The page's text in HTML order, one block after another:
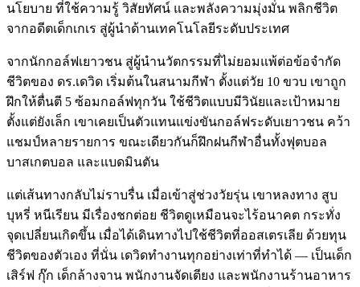
นโยบาย ที่ใช้ความรู้ วิสัยทัศน์ และพลังความมุ่งมั่น พลิกชีวิต
จากอดีตเด็กเกเร สู่ผู้นำด้านเทคโนโลยีระดับประเทศ
จากนักกอล์ฟเยาวชน สู่ผู้นำนวัตกรรมที่ไม่ยอมแพ้ต่อข้อจำกัด
ชีวิตของ ดร.เดวิด เริ่มต้นในสนามกีฬา ตั้งแต่วัย 10 ขวบ เขาถูก
ฝึกให้ตื่นตี 5 ซ้อมกอล์ฟทุกวัน ใช้ชีวิตแบบมีวินัยและเป้าหมาย
ตั้งแต่ยังเล็ก เขาเคยเป็นตัวแทนแข่งขันกอล์ฟระดับเยาวชน คว้า
แชมป์หลายรายการ ขณะเดียวกันก็ฝึกฝนกีฬาอื่นทั้งฟุตบอล
บาสเกตบอล และแบดมินตัน
แต่เส้นทางกลับไม่ราบรื่น เมื่อเข้าสู่ช่วงวัยรุ่น เขาหลงทาง สูบ
บุหรี่ หนีเรียน มีเรื่องชกต่อย ชีวิตดูเหมือนจะไร้อนาคต กระทั่ง
จุดเปลี่ยนเกิดขึ้น เมื่อได้เดินทางไปใช้ชีวิตที่ออสเตรเลีย ด้วยทุน
ชีวิตของตัวเอง ที่นั่น เดวิดทำงานทุกอย่างเท่าที่ทำได้ — เป็นเด็ก
เสิร์ฟ กุ๊ก เด็กล้างจาน พนักงานจัดเตียง และพนักงานร้านอาหาร